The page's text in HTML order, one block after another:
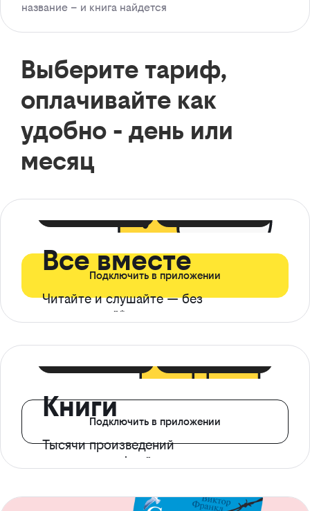
название – и книга найдется
Выберите тариф,
оплачивайте как
удобно - день или
месяц
Все вместе
Читайте и слушайте — без
ограничений*
Подключить в приложении
Книги
Тысячи произведений
с доступом офлайн
Подключить в приложении